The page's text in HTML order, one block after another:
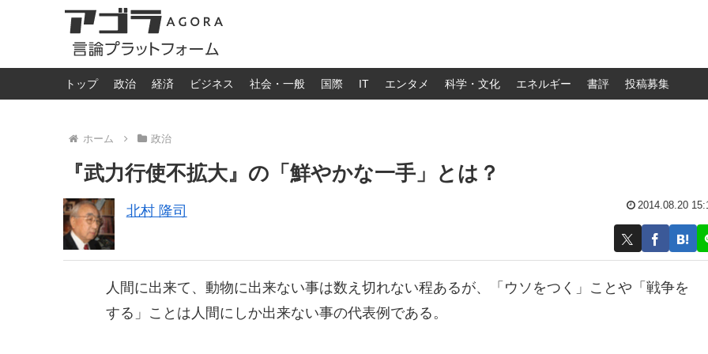
トップ 政治 経済 ビジネス 社会・一般 国際 IT エンタメ 科学・文化 エネルギー 書評 投稿募集
ホーム 政治
『武力行使不拡大』の「鮮やかな一手」とは？
北村 隆司 2014.08.20
人間に出来て、動物に出来ない事は数え切れない程あるが、「ウソをつく」ことや「戦争を
する」ことは人間にしか出来ない事の代表例である。